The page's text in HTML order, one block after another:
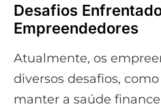
Desafios
Empreendedores
Atualmente, os
diversos desafios,
manter a saúde